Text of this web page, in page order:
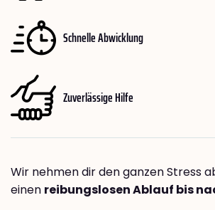
Schnelle Abwicklung
Zuverlässige Hilfe
Wir nehmen dir den ganzen Stress
einen reibungslosen Ablauf bis